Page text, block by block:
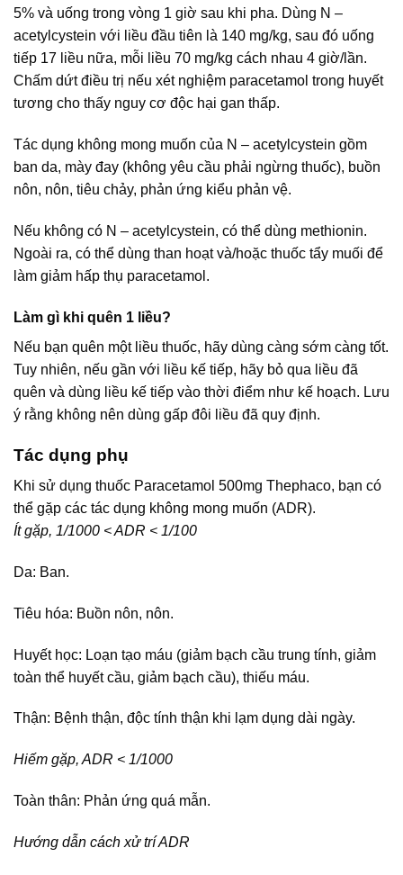
5% và uống trong vòng 1 giờ sau khi pha. Dùng N –
acetylcystein với liều đầu tiên là 140 mg/kg, sau đó uống
tiếp 17 liều nữa, mỗi liều 70 mg/kg cách nhau 4 giờ/lần.
Chấm dứt điều trị nếu xét nghiệm paracetamol trong huyết
tương cho thấy nguy cơ độc hại gan thấp.
Tác dụng không mong muốn của N – acetylcystein gồm
ban da, mày đay (không yêu cầu phải ngừng thuốc), buồn
nôn, nôn, tiêu chảy, phản ứng kiểu phản vệ.
Nếu không có N – acetylcystein, có thể dùng methionin.
Ngoài ra, có thể dùng than hoạt và/hoặc thuốc tẩy muối để
làm giảm hấp thụ paracetamol.
Làm gì khi quên 1 liều?
Nếu bạn quên một liều thuốc, hãy dùng càng sớm càng tốt.
Tuy nhiên, nếu gần với liều kế tiếp, hãy bỏ qua liều đã
quên và dùng liều kế tiếp vào thời điểm như kế hoạch. Lưu
ý rằng không nên dùng gấp đôi liều đã quy định.
Tác dụng phụ
Khi sử dụng thuốc Paracetamol 500mg Thephaco, bạn có
thể gặp các tác dụng không mong muốn (ADR).
Ít gặp, 1/1000 < ADR < 1/100
Da: Ban.
Tiêu hóa: Buồn nôn, nôn.
Huyết học: Loạn tạo máu (giảm bạch cầu trung tính, giảm
toàn thể huyết cầu, giảm bạch cầu), thiếu máu.
Thận: Bệnh thận, độc tính thận khi lạm dụng dài ngày.
Hiếm gặp, ADR < 1/1000
Toàn thân: Phản ứng quá mẫn.
Hướng dẫn cách xử trí ADR